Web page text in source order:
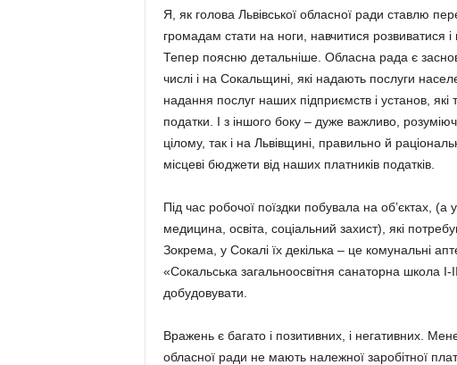
Я, як голова Львівської обласної ради ставлю
громадам стати на ноги, навчитися розвиватися
Тепер поясню детальніше. Обласна рада є
числі і на Сокальщині, які надають послуги
надання послуг наших підпри­ємств і установ, які
податки. І з іншого боку – дуже важливо,
цілому, так і на Львів­щині, правильно й
місцеві бюджети від наших платників по­датків.
Під час робочої поїздки побувала на об’єктах,
медицина, освіта, соці­альний захист), які
Зокрема, у Сокалі їх декілька – це комунальні
«Сокальська загальноосвітня санаторна школа
добудовувати.
Вражень є багато і позитивних, і негативних.
обласної ради не ма­ють належної заробітної